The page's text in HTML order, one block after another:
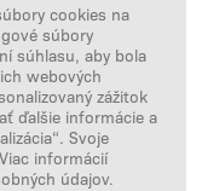
A.
cookies na
súbory
súhlasu, aby bola
webových
zážitok
ďalšie informácie a
Svoje
informácií
údajov.